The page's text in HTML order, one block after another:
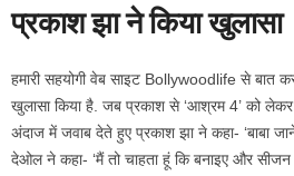
प्रकाश झा ने किया खुलासा
हमारी सहयोगी वेब साइट Bollywoodlife से बात
खुलासा किया है. जब प्रकाश से ‘आश्रम 4’ को लेकर
अंदाज में जवाब देते हुए प्रकाश झा ने कहा- ‘बाबा
देओल ने कहा- ‘मैं तो चाहता हूं कि बनाइए और सीजन